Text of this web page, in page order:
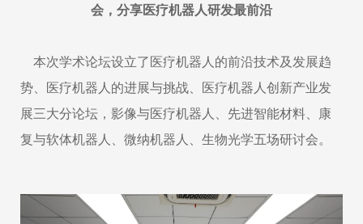
会，分享医疗机器人研发最前沿
本次学术论坛设立了医疗机器人的前沿技术及发展趋
势、医疗机器人的进展与挑战、医疗机器人创新产业发
展三大分论坛，影像与医疗机器人、先进智能材料、康
复与软体机器人、微纳机器人、生物光学五场研讨会。